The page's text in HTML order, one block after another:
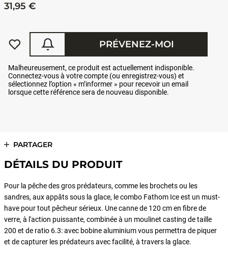
31,95 €
Malheureusement, ce produit est actuellement indisponible.
Connectez-vous à votre compte (ou enregistrez-vous) et
sélectionnez l’option « m’informer » pour recevoir un email
lorsque cette référence sera de nouveau disponible.
PRÉVENEZ-MOI
PARTAGER
DÉTAILS DU PRODUIT
Pour la pêche des gros prédateurs, comme les brochets ou les
sandres, aux appâts sous la glace, le combo Fathom Ice est un must-
have pour tout pêcheur sérieux. Une canne de 120 cm en fibre de
verre, à l'action puissante, combinée à un moulinet casting de taille
200 et de ratio 6.3: avec bobine aluminium vous permettra de piquer
et de capturer les prédateurs avec facilité, à travers la glace.